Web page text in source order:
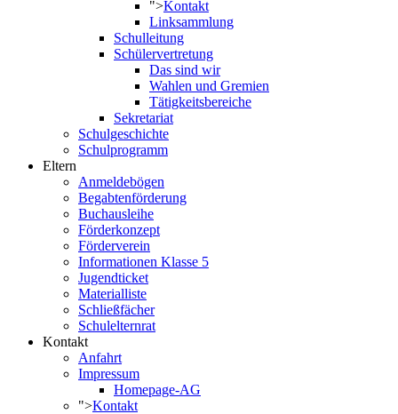
">Kontakt
Linksammlung
Schulleitung
Schülervertretung
Das sind wir
Wahlen und Gremien
Tätigkeitsbereiche
Sekretariat
Schulgeschichte
Schulprogramm
Eltern
Anmeldebögen
Begabtenförderung
Buchausleihe
Förderkonzept
Förderverein
Informationen Klasse 5
Jugendticket
Materialliste
Schließfächer
Schulelternrat
Kontakt
Anfahrt
Impressum
Homepage-AG
">Kontakt